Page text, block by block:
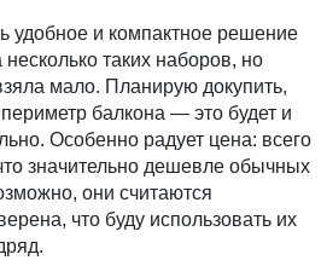
удобное и компактное решение
таких наборов, но
мало. Планирую докупить,
балкона — это будет и
Особенно радует цена: всего
значительно дешевле обычных
они считаются
что буду использовать их